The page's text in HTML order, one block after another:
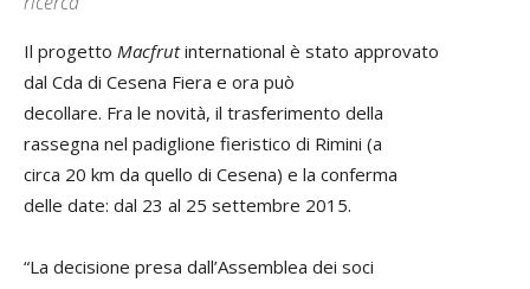
Il progetto Macfrutinternational è stato approvato
dal Cda di Cesena Fiera e ora può
decollare. Fra le novità, il trasferimento della
rassegna nel padiglione fieristico di Rimini (a
circa 20 km da quello di Cesena) e la conferma
delle date: dal 23 al 25 settembre 2015.
“La decisione presa dall’Assemblea dei soci